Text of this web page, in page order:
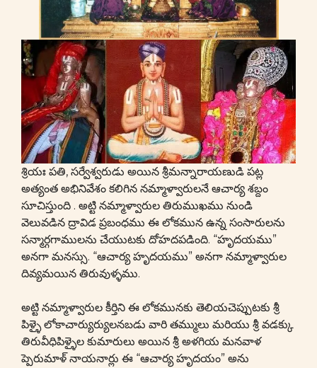
శ్రియః పతి, సర్వేశ్వరుడు అయిన శ్రీమన్నారాయణుడి పట్ల
అత్యంత అభినివేశం కలిగిన నమ్మాళ్వారులనే ఆచార్య శబ్దం
సూచిస్తుంది . అట్టి నమ్మాళ్వారుల తిరుముఖము నుండి
వెలువడిన ద్రావిడ ప్రబంధము ఈ లోకమున ఉన్న సంసారులను
సన్మార్గగాములను చేయుటకు దోహదపడింది. “హృదయము”
అనగా మనస్సు. “ఆచార్య హృదయము” అనగా నమ్మాళ్వారుల
దివ్యమయిన తిరువుళ్ళము.
అట్టి నమ్మాళ్వారుల కీర్తిని ఈ లోకమునకు తెలియచెప్పుటకు శ్రీ
పిళ్ళై లోకాచార్యుర్యులనబడు వారి తమ్ములు మరియు శ్రీ వడక్కు
తిరువీధిపిళ్ళైల కుమారులు అయిన శ్రీ అళగియ మనవాళ
ప్పెరుమాళ్ నాయనార్లు ఈ “ఆచార్య హృదయం” అను